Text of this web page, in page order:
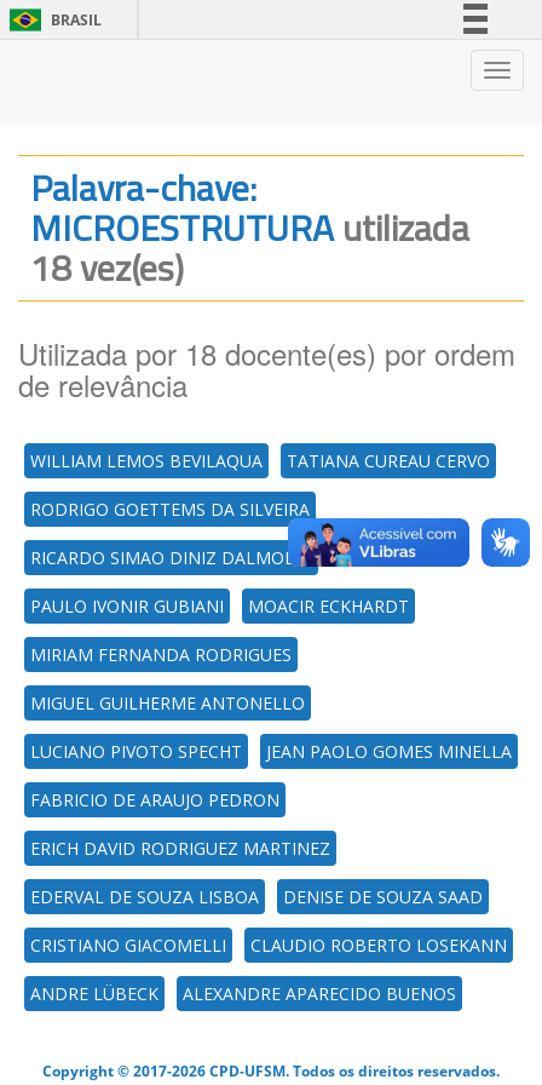
BRASIL
Canais
Palavra-chave:
MICROESTRUTURAutilizada
18 vez(es)
Utilizada por 18 docente(es) por ordem
de relevância
WILLIAM LEMOS BEVILAQUA TATIANA CUREAU CERVO
RODRIGO GOETTEMS DA SILVEIRA
RICARDO SIMAO DINIZ DALMOLIN
PAULO IVONIR GUBIANI MOACIR ECKHARDT
MIRIAM FERNANDA RODRIGUES
MIGUEL GUILHERME ANTONELLO
LUCIANO PIVOTO SPECHT JEAN PAOLO GOMES MINELLA
FABRICIO DE ARAUJO PEDRON
ERICH DAVID RODRIGUEZ MARTINEZ
EDERVAL DE SOUZA LISBOA DENISE DE SOUZA SAAD
CRISTIANO GIACOMELLI CLAUDIO ROBERTO LOSEKANN
ANDRE LÜBECK ALEXANDRE APARECIDO BUENOS
Copyright © 2017-2026 CPD-UFSM. Todos os direitos reservados.